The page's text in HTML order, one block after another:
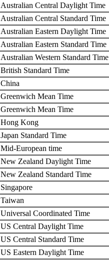
Australian Central Daylight Time
Australian Central Standard Time
Australian Eastern Daylight Time
Australian Eastern Standard Time
Australian Western Standard Time
British Standard Time
China
Greenwich Mean Time
Greenwich Mean Time
Hong Kong
Japan Standard Time
Mid-European time
New Zealand Daylight Time
New Zealand Standard Time
Singapore
Taiwan
Universal Coordinated Time
US Central Daylight Time
US Central Standard Time
US Eastern Daylight Time